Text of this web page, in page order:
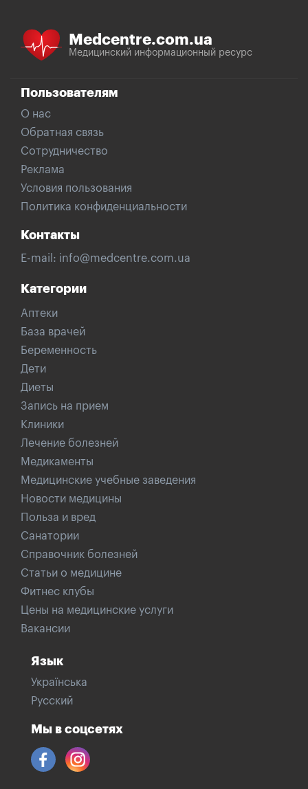
Medcentre.com.ua
Медицинский информационный ресурс
Пользователям
О нас
Обратная связь
Сотрудничество
Реклама
Условия пользования
Политика конфиденциальности
Контакты
E-mail: info@medcentre.com.ua
Категории
Аптеки
База врачей
Беременность
Дети
Диеты
Запись на прием
Клиники
Лечение болезней
Медикаменты
Медицинские учебные заведения
Новости медицины
Польза и вред
Санатории
Справочник болезней
Статьи о медицине
Фитнес клубы
Цены на медицинские услуги
Вакансии
Язык
Українська
Русский
Мы в соцсетях